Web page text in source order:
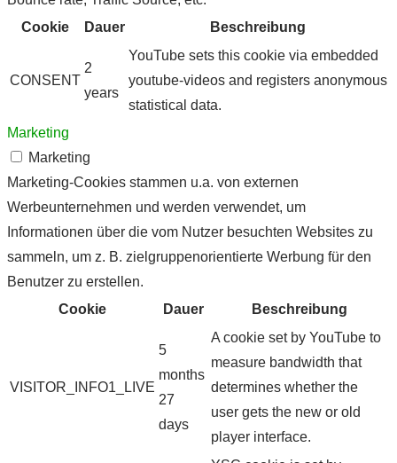
Cookie
Dauer Beschreibung
CONSENT
2
years
YouTube sets this cookie via embedded
youtube-videos and registers anonymous
statistical data.
Marketing
Marketing
Marketing-Cookies stammen u.a. von externen
Werbeunternehmen und werden verwendet, um
Informationen über die vom Nutzer besuchten Websites zu
sammeln, um z. B. zielgruppenorientierte Werbung für den
Benutzer zu erstellen.
Cookie
Dauer Beschreibung
VISITOR_INFO1_LIVE
5
months
27
days
A cookie set by YouTube to
measure bandwidth that
determines whether the
user gets the new or old
player interface.